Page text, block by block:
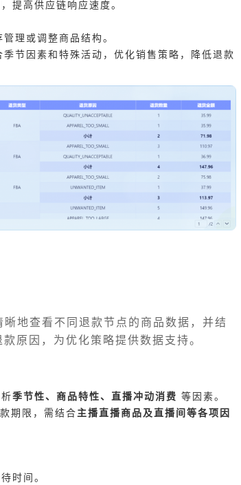
提高供应链响应速度。
理或调整商品结构。
节因素和特殊活动，优化销售策略，降低退款
地查看不同退款节点的商品数据，并结
原因，为优化策略提供数据支持。
季节性、商品特性、直播冲动消费 等因素。
期限，需结合主播直播商品及直播间等各项因
时间。